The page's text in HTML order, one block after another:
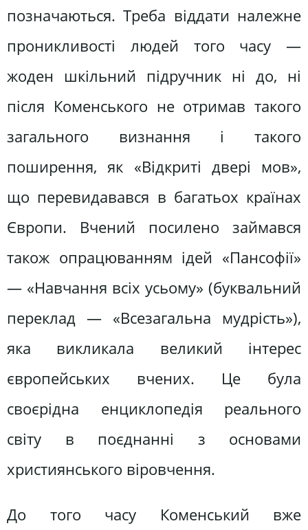
позначаються. Треба віддати належне
проникливості людей того часу —
жоден шкільний підручник ні до, ні
після Коменського не отримав такого
загального визнання і такого
поширення, як «Відкриті двері мов»,
що перевидавався в багатьох країнах
Європи. Вчений посилено займався
також опрацюванням ідей «Пансофії»
— «Навчання всіх усьому» (буквальний
переклад — «Всезагальна мудрість»),
яка викликала великий інтерес
європейських вчених. Це була
своєрідна енциклопедія реального
світу в поєднанні з основами
християнського віровчення.
До того часу Коменський вже